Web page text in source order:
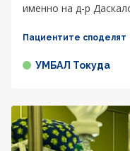
именно на д-р
Пациентите споделят
УМБАЛ Токуда